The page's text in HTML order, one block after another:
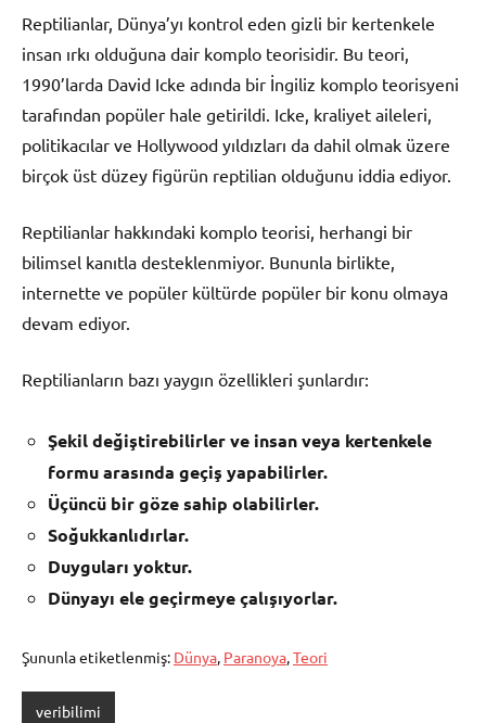
Reptilianlar, Dünya’yı kontrol eden gizli bir kertenkele
insan ırkı olduğuna dair komplo teorisidir. Bu teori,
1990’larda David Icke adında bir İngiliz komplo teorisyeni
tarafından popüler hale getirildi. Icke, kraliyet aileleri,
politikacılar ve Hollywood yıldızları da dahil olmak üzere
birçok üst düzey figürün reptilian olduğunu iddia ediyor.
Reptilianlar hakkındaki komplo teorisi, herhangi bir
bilimsel kanıtla desteklenmiyor. Bununla birlikte,
internette ve popüler kültürde popüler bir konu olmaya
devam ediyor.
Reptilianların bazı yaygın özellikleri şunlardır:
Şekil değiştirebilirler ve insan veya kertenkele
formu arasında geçiş yapabilirler.
Üçüncü bir göze sahip olabilirler.
Soğukkanlıdırlar.
Duyguları yoktur.
Dünyayı ele geçirmeye çalışıyorlar.
Şununla etiketlenmiş: Dünya, Paranoya,Teori
veribilimi